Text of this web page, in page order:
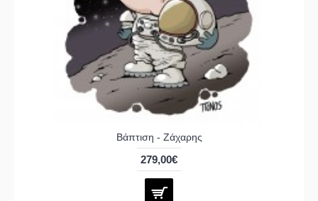
Βάπτιση - Ζάχαρης
279,00€